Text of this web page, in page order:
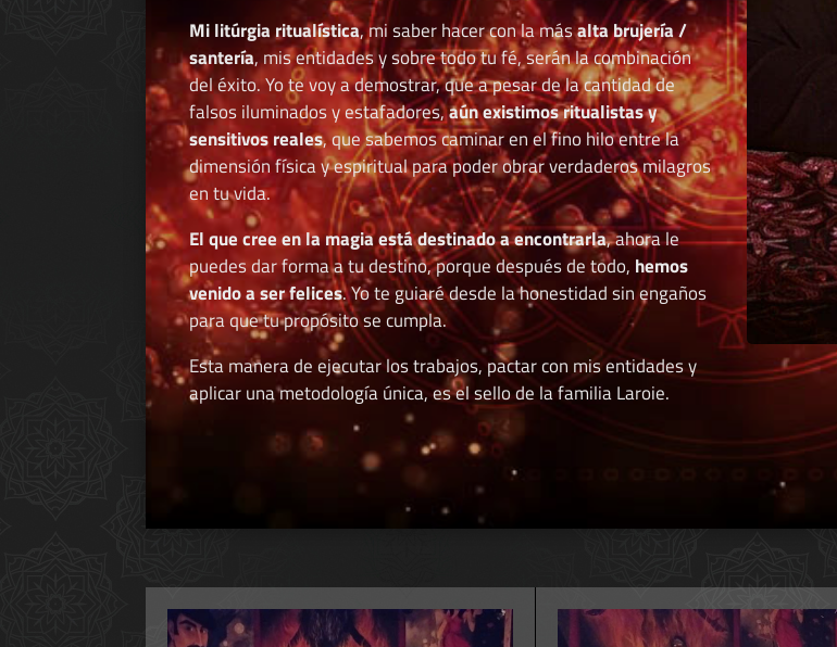
Mi litúrgia ritualística, mi saber hacer con la másalta brujería /
santería, mis entidades y sobre todo tu fé, serán la combinación
del éxito. Yo te voy a demostrar, que a pesar de la cantidad de
falsos iluminados y estafadores,aún existimos ritualistas y
sensitivos reales, que sabemos caminar en el fino hilo entre la
dimensión física y espiritual para poder obrar verdaderos milagros
en tu vida.
El que cree en la magia está destinado a encontrarla, ahora le
puedes dar forma a tu destino, porque después de todo, hemos
venido a ser felices. Yo te guiaré desde la honestidad sin engaños
para que tu propósito se cumpla.
Esta manera de ejecutar los trabajos, pactar con mis entidades y
aplicar una metodología única, es el sello de la familia Laroie.